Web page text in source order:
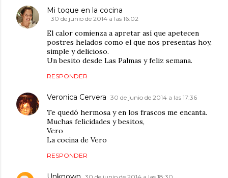
Mi toque en la cocina
30 de junio de 2014 a las 16:02
El calor comienza a apretar así que apetecen
postres helados como el que nos presentas hoy,
simple y delicioso.
Un besito desde Las Palmas y feliz semana.
RESPONDER
Veronica Cervera 30 de junio de 2014 a las 17:36
Te quedó hermosa y en los frascos me encanta.
Muchas felicidades y besitos,
Vero
La cocina de Vero
RESPONDER